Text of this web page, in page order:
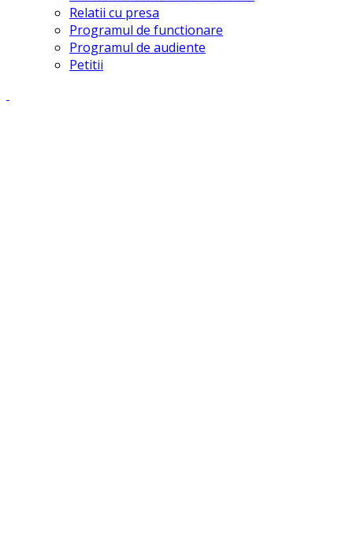
Relatii cu presa
Programul de functionare
Programul de audiente
Petitii